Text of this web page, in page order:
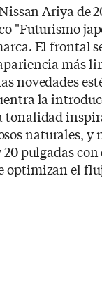
Ariya de
"Futurismo
El frontal
más
novedades
la
tonalidad
naturales, y
20 pulgadas
optimizan el